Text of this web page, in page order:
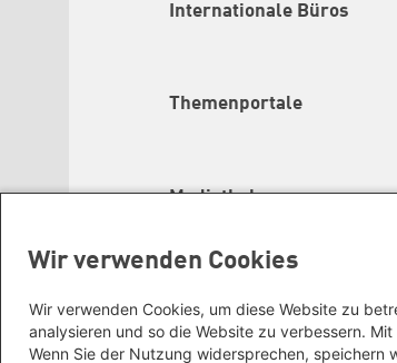
Internationale Büros
Themenportale
Mediatheken
Wir verwenden Cookies
Wir verwenden Cookies, um diese Website zu
analysieren und so die Website zu verbessern.
Wenn Sie der Nutzung widersprechen, speichern